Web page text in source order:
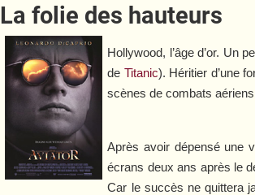
La folie des hauteurs
Hollywood, l’âge d’or. Un
de Titanic). Héritier d’une
scènes de combats
Après avoir dépensé une
écrans deux ans après le
Car le succès ne quittera